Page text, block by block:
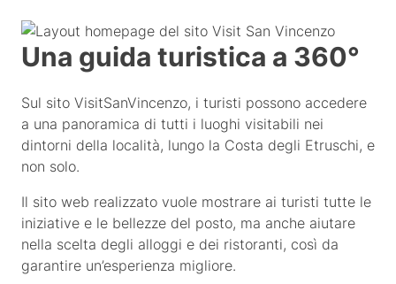
Una guida turistica a 360°
Sul sito VisitSanVincenzo, i turisti possono accedere
a una panoramica di tutti i luoghi visitabili nei
dintorni della località, lungo la Costa degli Etruschi, e
non solo.
Il sito web realizzato vuole mostrare ai turisti tutte le
iniziative e le bellezze del posto, ma anche aiutare
nella scelta degli alloggi e dei ristoranti, così da
garantire un’esperienza migliore.